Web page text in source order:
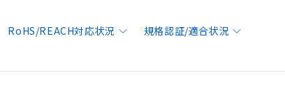
RoHS/REACH対応状況 規格認証/適合状況